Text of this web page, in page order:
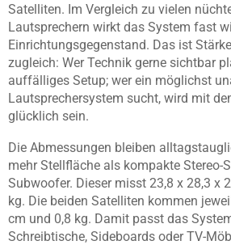
Satelliten. Im Vergleich zu vielen
Lautsprechern wirkt das System fast
Einrichtungsgegenstand. Das ist
zugleich: Wer Technik gerne sichtbar
auffälliges Setup; wer ein möglichst
Lautsprechersystem sucht, wird mit
glücklich sein.
Die Abmessungen bleiben
mehr Stellfläche als kompakte Stereo-
Subwoofer. Dieser misst 23,8 x 28,3 x
kg. Die beiden Satelliten kommen
cm und 0,8 kg. Damit passt das
Schreibtische, Sideboards oder TV-